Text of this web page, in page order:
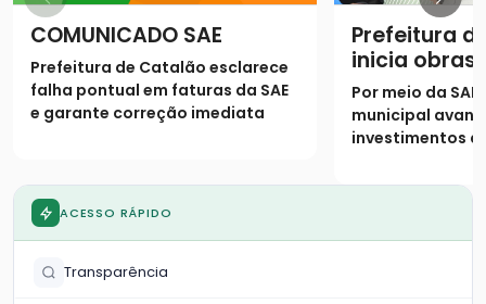
COMUNICADO SAE
Prefeitura de Catalão esclarece
falha pontual em faturas da SAE
e garante correção imediata
Prefeitura
inicia obras
município
Por meio da
municipal
investimentos
ampliar a rede
ACESSO RÁPIDO
Transparência